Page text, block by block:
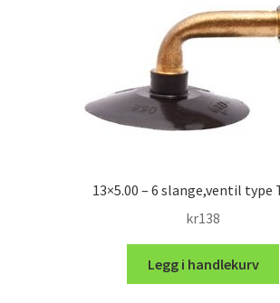
13×5.00 – 6 slange,ventil type
kr138
Legg i handlekurv